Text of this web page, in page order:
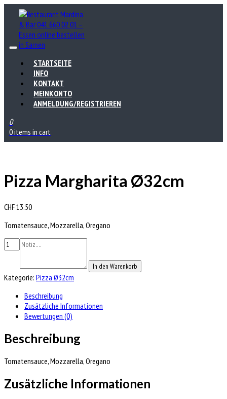
STARTSEITE
INFO
KONTAKT
MEINKONTO
ANMELDUNG/REGISTRIEREN
0
0 items in cart
Pizza Margharita Ø32cm
CHF13.50
Tomatensauce, Mozzarella, Oregano
In den Warenkorb
Kategorie: Pizza Ø32cm
Beschreibung
Zusätzliche Informationen
Bewertungen (0)
Beschreibung
Tomatensauce, Mozzarella, Oregano
Zusätzliche Informationen